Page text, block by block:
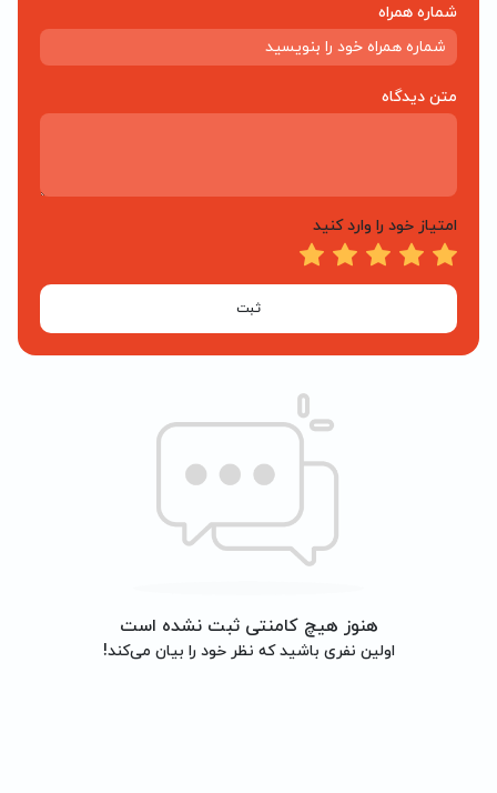
شماره همراه
متن دیدگاه
امتیاز خود را وارد کنید
ثبت
هنوز هیچ کامنتی ثبت نشده است
اولین نفری باشید که نظر خود را بیان می‌کند!